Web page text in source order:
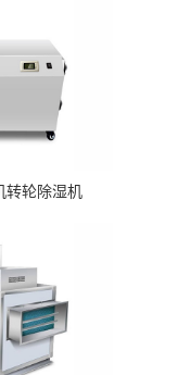
转轮除湿机